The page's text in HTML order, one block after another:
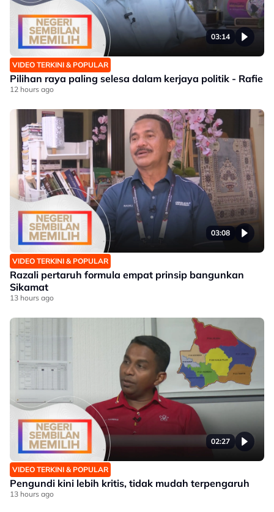
03:14
VIDEO TERKINI & POPULAR
Pilihan raya paling selesa dalam kerjaya politik - Rafie
12 hours ago
03:08
VIDEO TERKINI & POPULAR
Razali pertaruh formula empat prinsip bangunkan
Sikamat
13 hours ago
02:27
VIDEO TERKINI & POPULAR
Pengundi kini lebih kritis, tidak mudah terpengaruh
13 hours ago